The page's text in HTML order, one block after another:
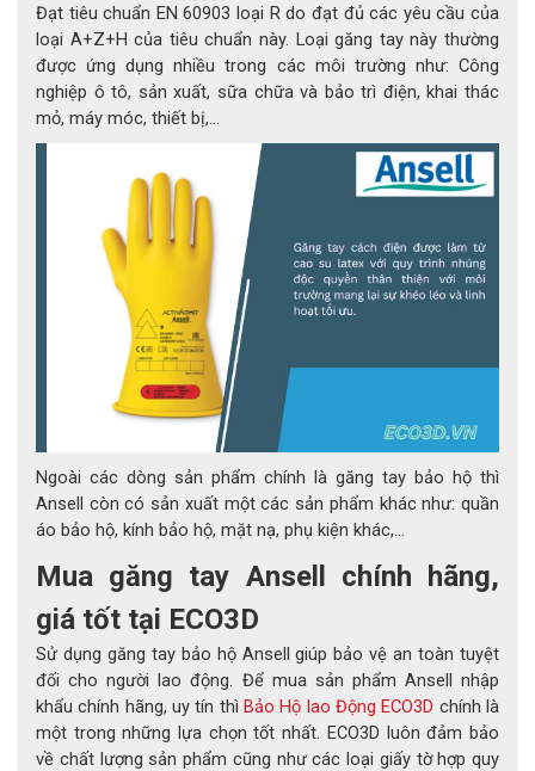
Cổ tay co giãn chắc chắn giúp cố định găng tay,
ngăn bụi bẩn hoặc mảnh vụn xâm nhập.
Nhờ thiết kế tiện dụng và linh hoạt, người dùng có thể đeo
găng suốt nhiều giờ mà không cảm thấy gò bó hay mất cảm
giác thật tay – điều cực kỳ quan trọng trong các ngành kỹ
thuật yêu cầu độ chính xác cao.
Đạt tiêu chuẩn EN 60903 loại R do đạt đủ các yêu cầu của
loại A+Z+H của tiêu chuẩn này. Loại găng tay này thường
được ứng dụng nhiều trong các môi trường như: Công
nghiệp ô tô, sản xuất, sữa chữa và bảo trì điện, khai thác
mỏ, máy móc, thiết bị,...
Ngoài các dòng sản phẩm chính là găng tay bảo hộ thì
Ansell còn có sản xuất một các sản phẩm khác như: quần
áo bảo hộ, kính bảo hộ, mặt nạ, phụ kiện khác,...
Mua găng tay Ansell chính hãng,
giá tốt tại ECO3D
Sử dụng găng tay bảo hộ Ansell giúp bảo vệ an toàn tuyệt
đối cho người lao động. Để mua sản phẩm Ansell nhập
khẩu chính hãng, uy tín thì Bảo Hộ lao Động ECO3D chính là
một trong những lựa chọn tốt nhất. ECO3D luôn đảm bảo
về chất lượng sản phẩm cũng như các loại giấy tờ hợp quy